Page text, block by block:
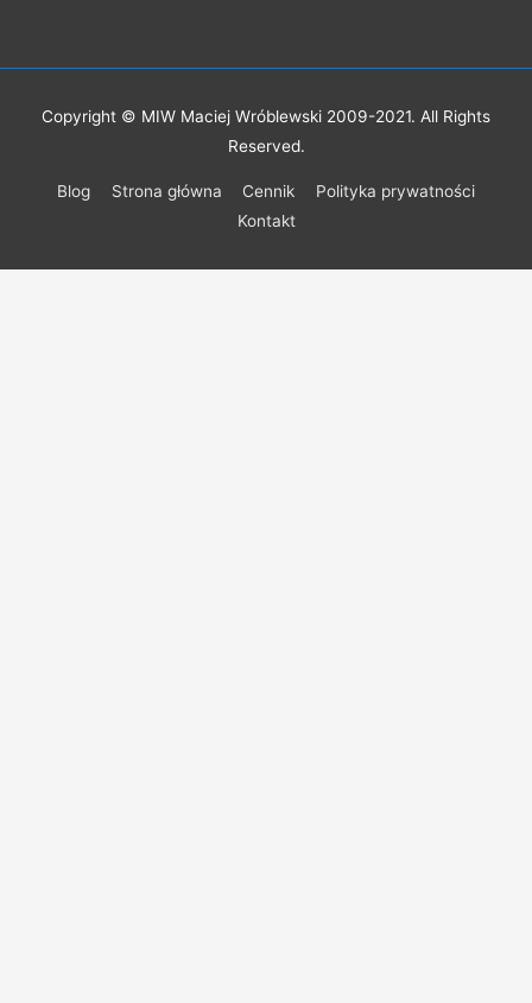
Copyright © MIW Maciej Wróblewski 2009-2021. All Rights
Reserved.
Blog Strona główna Cennik
Polityka prywatności
Kontakt